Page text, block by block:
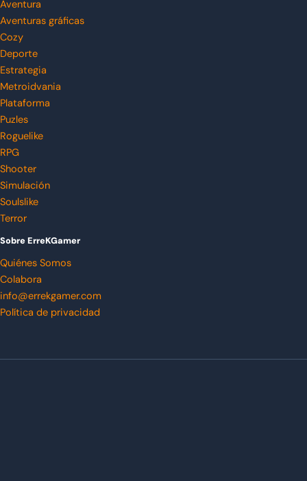
Aventura
Aventuras gráficas
Cozy
Deporte
Estrategia
Metroidvania
Plataforma
Puzles
Roguelike
RPG
Shooter
Simulación
Soulslike
Terror
Sobre ErreKGamer
Quiénes Somos
Colabora
info@errekgamer.com
Política de privacidad